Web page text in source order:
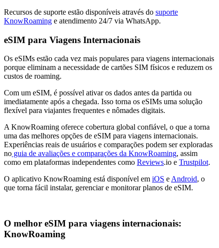
Recursos de suporte estão disponíveis através do suporte
KnowRoaming e atendimento 24/7 via WhatsApp.
eSIM para Viagens Internacionais
Os eSIMs estão cada vez mais populares para viagens internacionais
porque eliminam a necessidade de cartões SIM físicos e reduzem os
custos de roaming.
Com um eSIM, é possível ativar os dados antes da partida ou
imediatamente após a chegada. Isso torna os eSIMs uma solução
flexível para viajantes frequentes e nômades digitais.
A KnowRoaming oferece cobertura global confiável, o que a torna
uma das melhores opções de eSIM para viagens internacionais.
Experiências reais de usuários e comparações podem ser exploradas
no guia de avaliações e comparações da KnowRoaming, assim
como em plataformas independentes como Reviews.io e Trustpilot.
O aplicativo KnowRoaming está disponível em iOS e Android, o
que torna fácil instalar, gerenciar e monitorar planos de eSIM.
O melhor eSIM para viagens internacionais:
KnowRoaming